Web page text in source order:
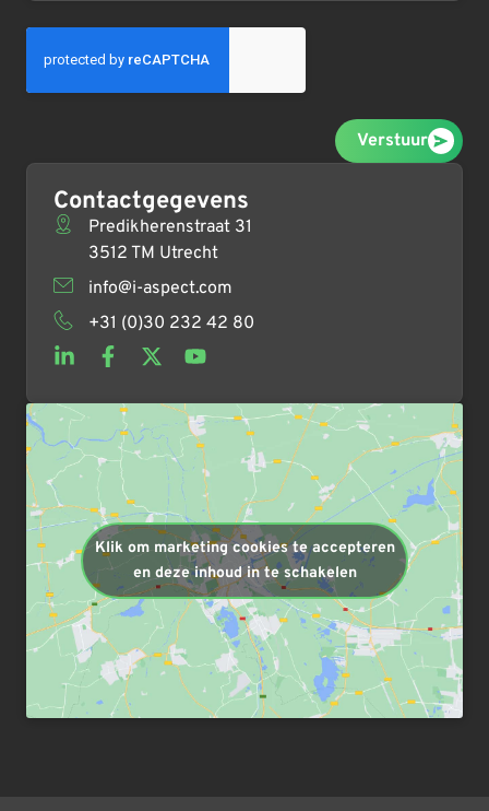
Verstuur
Contactgegevens
Predikherenstraat 31
3512 TM Utrecht
info@i-aspect.com
+31 (0)30 232 42 80
Klik om marketing cookies te accepteren
en deze inhoud in te schakelen